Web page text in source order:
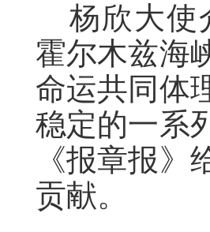
杨欣大使
霍尔木兹海
命运共同体
稳定的一系
《报章报
贡献。